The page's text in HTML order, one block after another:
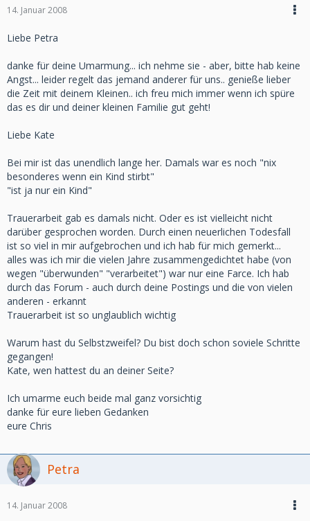
14. Januar 2008
Liebe Petra
danke für deine Umarmung... ich nehme sie - aber, bitte hab keine
Angst... leider regelt das jemand anderer für uns.. genieße lieber
die Zeit mit deinem Kleinen.. ich freu mich immer wenn ich spüre
das es dir und deiner kleinen Familie gut geht!
Liebe Kate
Bei mir ist das unendlich lange her. Damals war es noch "nix
besonderes wenn ein Kind stirbt"
"ist ja nur ein Kind"
Trauerarbeit gab es damals nicht. Oder es ist vielleicht nicht
darüber gesprochen worden. Durch einen neuerlichen Todesfall
ist so viel in mir aufgebrochen und ich hab für mich gemerkt...
alles was ich mir die vielen Jahre zusammengedichtet habe (von
wegen "überwunden" "verarbeitet") war nur eine Farce. Ich hab
durch das Forum - auch durch deine Postings und die von vielen
anderen - erkannt
Trauerarbeit ist so unglaublich wichtig
Warum hast du Selbstzweifel? Du bist doch schon soviele Schritte
gegangen!
Kate, wen hattest du an deiner Seite?
Ich umarme euch beide mal ganz vorsichtig
danke für eure lieben Gedanken
eure Chris
Petra
14. Januar 2008